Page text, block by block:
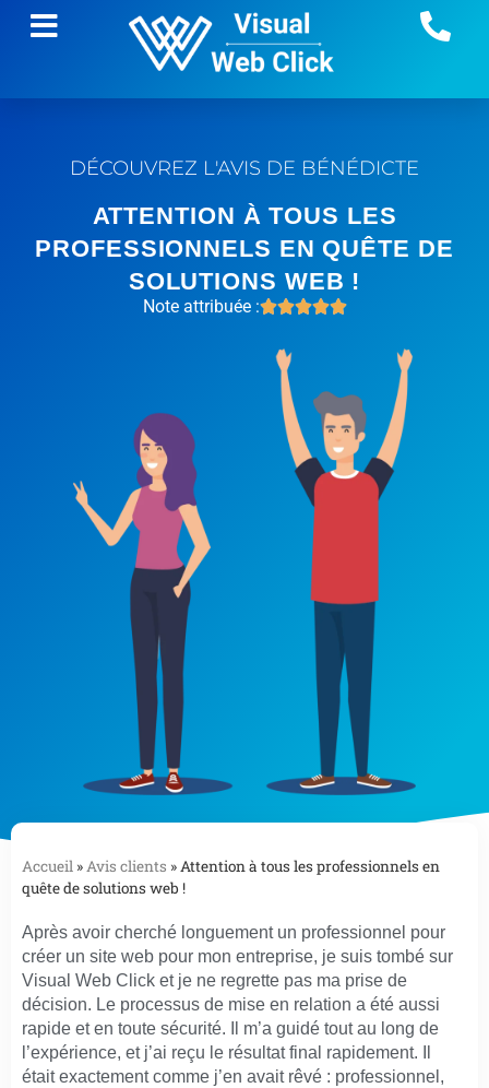
DÉCOUVREZ L'AVIS DE BÉNÉDICTE
ATTENTION À TOUS LES
PROFESSIONNELS EN QUÊTE DE
SOLUTIONS WEB !
Note attribuée :
Accueil »Avis clients »Attention à tous les professionnels en
quête de solutions web !
Après avoir cherché longuement un professionnel pour
créer un site web pour mon entreprise, je suis tombé sur
Visual Web Click et je ne regrette pas ma prise de
décision. Le processus de mise en relation a été aussi
rapide et en toute sécurité. Il m’a guidé tout au long de
l’expérience, et j’ai reçu le résultat final rapidement. Il
était exactement comme j’en avait rêvé : professionnel,